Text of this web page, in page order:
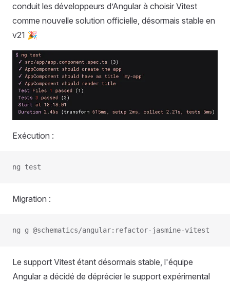
conduit les développeurs d’Angular à choisir Vitest
comme nouvelle solution officielle, désormais stable en
v21 🎉
Exécution :
ng test
Migration :
ng g @schematics/angular:refactor-jasmine-vitest
Le support Vitest étant désormais stable, l'équipe
Angular a décidé de déprécier le support expérimental